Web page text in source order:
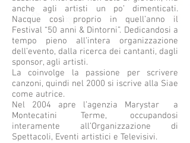
anche agli artisti un po’ dimenticati.
Nacque così proprio in quell’anno il
Festival “50 anni & Dintorni”. Dedicandosi a
tempo pieno all’intera organizzazione
dell’evento, dalla ricerca dei cantanti, dagli
sponsor, agli artisti.
La coinvolge la passione per scrivere
canzoni, quindi nel 2000 si iscrive alla Siae
come autrice.
Nel 2004 apre l’agenzia Marystar a
Montecatini Terme, occupandosi
interamente all’Organizzazione di
Spettacoli, Eventi artistici e Televisivi.